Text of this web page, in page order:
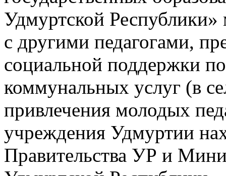
Удмуртской
с другими педагогами,
социальной поддержки
коммунальных услуг (в
привлечения молодых
учреждения Удмуртии
Правительства УР и